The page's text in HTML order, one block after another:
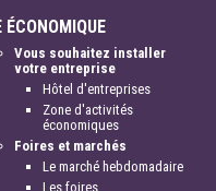
ÉCONOMIQUE
Vous souhaitez installer
votre entreprise
Hôtel d'entreprises
Zone d'activités
économiques
Foires et marchés
Le marché hebdomadaire
Les foires